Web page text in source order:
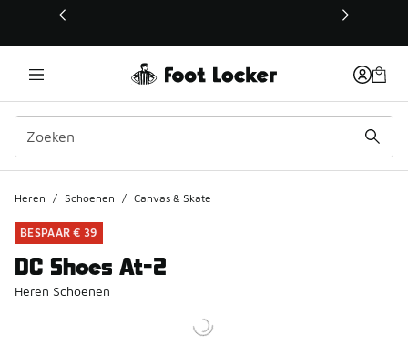
Deze link wordt geopend in een nieuw venster
Heren / Schoenen / Canvas & Skate
BESPAAR € 39
DC Shoes At-2
Heren Schoenen